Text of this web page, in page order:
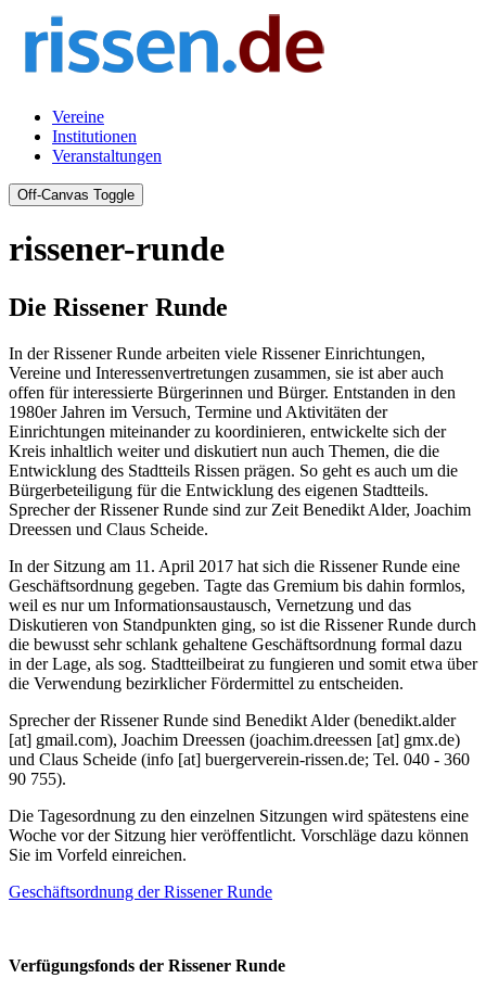
Vereine
Institutionen
Veranstaltungen
Off-Canvas Toggle
rissener-runde
Die Rissener Runde
In der Rissener Runde arbeiten viele Rissener Einrichtungen,
Vereine und Interessenvertretungen zusammen, sie ist aber auch
offen für interessierte Bürgerinnen und Bürger. Entstanden in den
1980er Jahren im Versuch, Termine und Aktivitäten der
Einrichtungen miteinander zu koordinieren, entwickelte sich der
Kreis inhaltlich weiter und diskutiert nun auch Themen, die die
Entwicklung des Stadtteils Rissen prägen. So geht es auch um die
Bürgerbeteiligung für die Entwicklung des eigenen Stadtteils.
Sprecher der Rissener Runde sind zur Zeit Benedikt Alder, Joachim
Dreessen und Claus Scheide.
In der Sitzung am 11. April 2017 hat sich die Rissener Runde eine
Geschäftsordnung gegeben. Tagte das Gremium bis dahin formlos,
weil es nur um Informationsaustausch, Vernetzung und das
Diskutieren von Standpunkten ging, so ist die Rissener Runde durch
die bewusst sehr schlank gehaltene Geschäftsordnung formal dazu
in der Lage, als sog. Stadtteilbeirat zu fungieren und somit etwa über
die Verwendung bezirklicher Fördermittel zu entscheiden.
Sprecher der Rissener Runde sind Benedikt Alder (benedikt.alder
[at] gmail.com), Joachim Dreessen (joachim.dreessen [at] gmx.de)
und Claus Scheide (info [at] buergerverein-rissen.de; Tel. 040 - 360
90 755).
Die Tagesordnung zu den einzelnen Sitzungen wird spätestens eine
Woche vor der Sitzung hier veröffentlicht. Vorschläge dazu können
Sie im Vorfeld einreichen.
Geschäftsordnung der Rissener Runde
Verfügungsfonds der Rissener Runde